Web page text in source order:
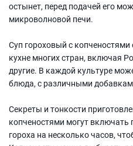
остынет, перед подачей его
микроволновой печи.
Суп гороховый с копченостями
кухне многих стран, включая
другие. В каждой культуре
блюда, с различными
Секреты и тонкости
копченостями могут
гороха на несколько часов,